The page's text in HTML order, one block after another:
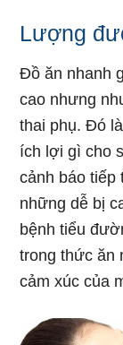
Lượng
Đồ ăn nhanh
cao nhưng
thai phụ. Đó
ích lợi gì cho
cảnh báo tiếp
những dễ bị
bệnh tiểu
trong thức ăn
cảm xúc của